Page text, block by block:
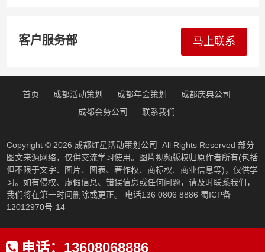
客户服务部 马上联系
首页 成都活动策划 成都年会策划
成都庆典公司
成都会务公司
联系我们
Copyright © 2026 成都红星活动策划公司 All Rights Reserved 部分
图文来源网络，仅供交流学习使用。图片视频版权归原作者所有(包括
但不限于文字、图片、图表、著作权、商标权、商业信息等)，仅供学
习。如有侵权、虚假信息、错误信息或任何问题，请及时联系我们，
我们将在第一时间删除或更正。 电话136 0806 8886 蜀ICP备
12012970号-14
电话： 13608068886